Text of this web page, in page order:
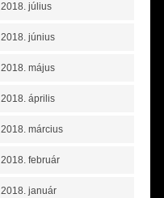
2018. július
2018. június
2018. május
2018. április
2018. március
2018. február
2018. január